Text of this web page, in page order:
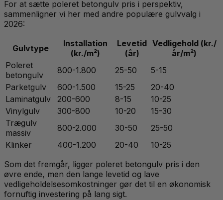
For at sætte poleret betongulv pris i perspektiv,
sammenligner vi her med andre populære gulvvalg i
2026:
Gulvtype
Installation
(kr./m²)
Levetid
(år)
Vedligehold (kr./
år/m²)
Poleret
betongulv
800-1.800 25-50
5-15
Parketgulv
600-1.500 15-25
20-40
Laminatgulv
200-600 8-15
10-25
Vinylgulv
300-800 10-20
15-30
Trægulv
massiv
800-2.000 30-50
25-50
Klinker
400-1.200 20-40
10-25
Som det fremgår, ligger poleret betongulv pris i den
øvre ende, men den lange levetid og lave
vedligeholdelsesomkostninger gør det til en økonomisk
fornuftig investering på lang sigt.